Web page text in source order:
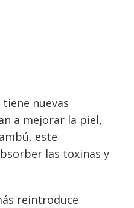
nuevas
a mejorar la piel,
este
las toxinas y
reintroduce